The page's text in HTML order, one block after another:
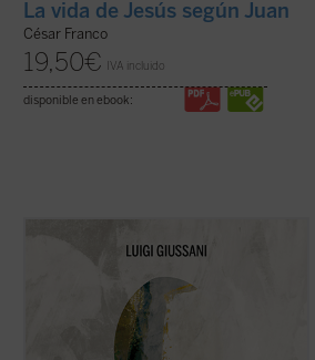
La vida de Jesús según Juan
César Franco
19,50€ IVA incluido
disponible en ebook:
A modo de comentario,¿Se puede
diálogos entre el autor y grupos de
jóvenes. Este primer volumen, en
palabras de Giussani, transita por estos
tres senderos: «fe, certeza de una